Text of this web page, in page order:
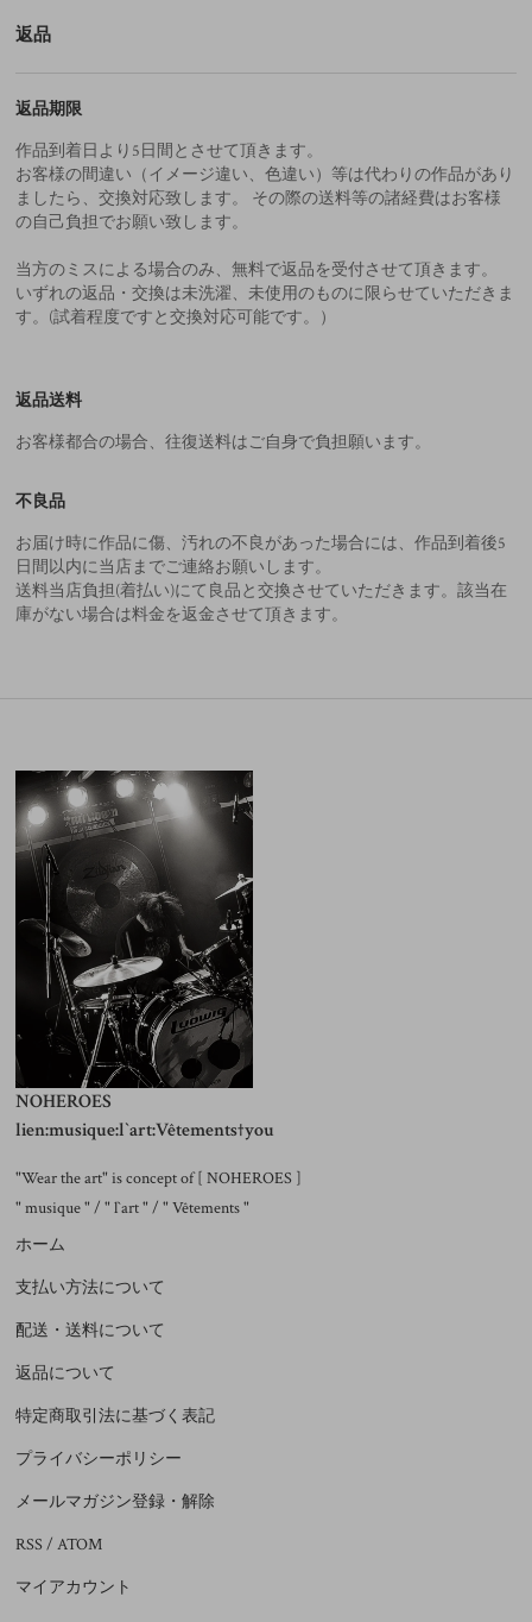
返品
返品期限
作品到着日より5日間とさせて頂きます。
お客様の間違い（イメージ違い、色違い）等は代わりの作品があり
ましたら、交換対応致します。 その際の送料等の諸経費はお客様
の自己負担でお願い致します。
当方のミスによる場合のみ、無料で返品を受付させて頂きます。
いずれの返品・交換は未洗濯、未使用のものに限らせていただきま
す。(試着程度ですと交換対応可能です。）
返品送料
お客様都合の場合、往復送料はご自身で負担願います。
不良品
お届け時に作品に傷、汚れの不良があった場合には、作品到着後5
日間以内に当店までご連絡お願いします。
送料当店負担(着払い)にて良品と交換させていただきます。該当在
庫がない場合は料金を返金させて頂きます。
NOHEROES
lien:musique:l`art:Vêtements†you
"Wear the art" is concept of [ NOHEROES ]
" musique " / " l`art " / " Vêtements "
ホーム
支払い方法について
配送・送料について
返品について
特定商取引法に基づく表記
プライバシーポリシー
メールマガジン登録・解除
RSS/ATOM
マイアカウント